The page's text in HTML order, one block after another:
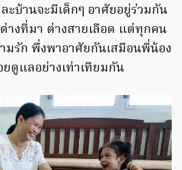
ะบ้านจะมีเด็กๆ อาศัยอยู่ร่วมกัน
งที่มา ต่างสายเลือด แต่ทุกคน
มรัก พึ่งพาอาศัยกันเสมือนพี่น้อง
ดูแลอย่างเท่าเทียมกัน